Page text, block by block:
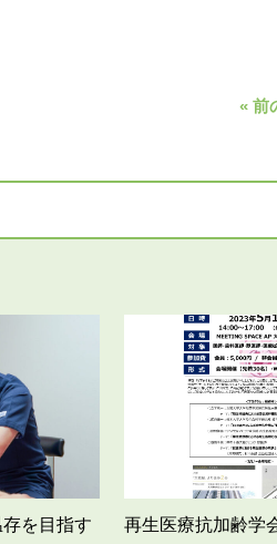
« 前
を目指す
再生医療抗加齢学